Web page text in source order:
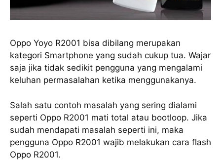
Oppo Yoyo R2001 bisa dibilang merupakan
kategori Smartphone yang sudah cukup tua. Wajar
saja jika tidak sedikit pengguna yang mengalami
keluhan permasalahan ketika menggunakanya.
Salah satu contoh masalah yang sering dialami
seperti Oppo R2001 mati total atau bootloop. Jika
sudah mendapati masalah seperti ini, maka
pengguna Oppo R2001 wajib melakukan cara flash
Oppo R2001.